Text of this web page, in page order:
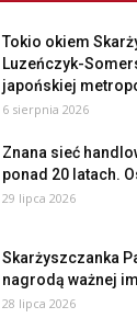
Tokio okiem
Luzeńczyk-
japońskiej
6 sierpnia 2026
Znana sieć
ponad 20 latach.
29 lipca 2026
Skarżyszczanka
nagrodą ważnej
28 lipca 2026